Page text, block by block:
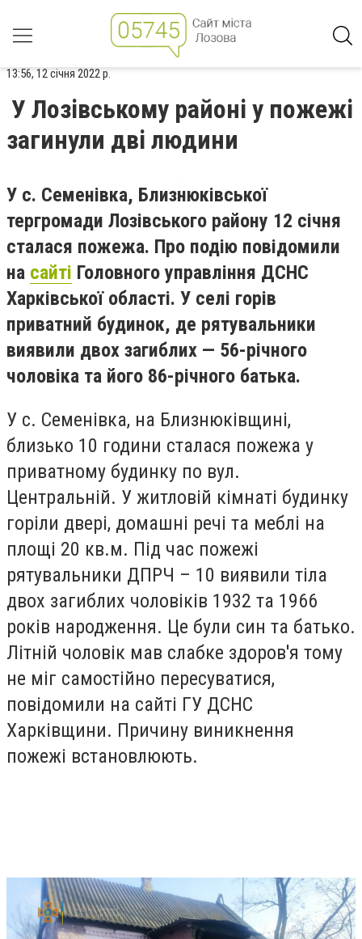
13:56, 12 січня 2022 р.
У Лозівському районі у пожежі
загинули дві людини
У с. Семенівка, Близнюківської
тергромади Лозівського району 12 січня
сталася пожежа. Про подію повідомили
на сайті Головного управління ДСНС
Харківської області. У селі горів
приватний будинок, де рятувальники
виявили двох загиблих — 56-річного
чоловіка та його 86-річного батька.
У с. Семенівка, на Близнюківщині,
близько 10 години сталася пожежа у
приватному будинку по вул.
Центральній. У житловій кімнаті будинку
горіли двері, домашні речі та меблі на
площі 20 кв.м. Під час пожежі
рятувальники ДПРЧ – 10 виявили тіла
двох загиблих чоловіків 1932 та 1966
років народження. Це були син та батько.
Літній чоловік мав слабке здоров'я тому
не міг самостійно пересуватися,
повідомили на сайті ГУ ДСНС
Харківщини. Причину виникнення
пожежі встановлюють.